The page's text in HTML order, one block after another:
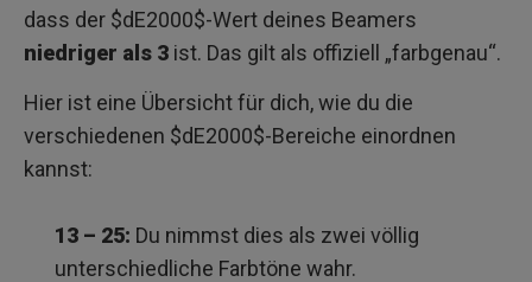
dass der $dE2000$-Wert deines Beamers
niedriger als 3 ist. Das gilt als offiziell „farbgenau“.
Hier ist eine Übersicht für dich, wie du die
verschiedenen $dE2000$-Bereiche einordnen
kannst:
13 – 25: Du nimmst dies als zwei völlig
unterschiedliche Farbtöne wahr.